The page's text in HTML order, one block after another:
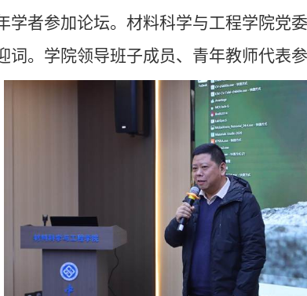
学者参加论坛。材料科学与工程学院党
词。学院领导班子成员、青年教师代表